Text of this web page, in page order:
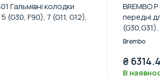
Гальмівні колодки
(G30, F90), 7 (G11, G12),
BREMBO
передні
17-
Brembo
₴
В